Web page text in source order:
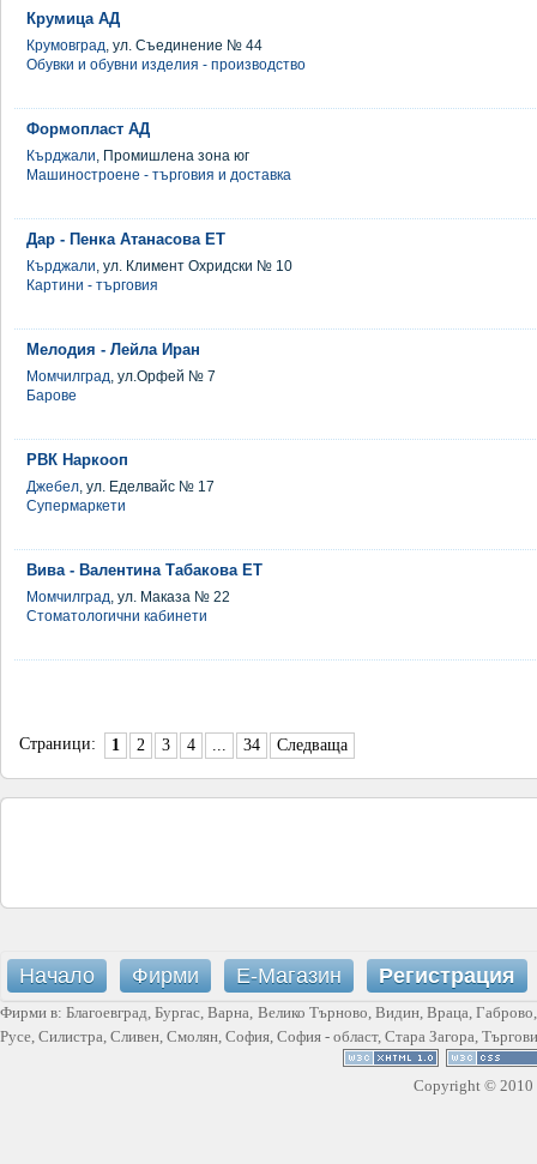
Крумица АД
Крумовград, ул. Съединение № 44
Обувки и обувни изделия - производство
Формопласт АД
Кърджали, Промишлена зона юг
Машиностроене - търговия и доставка
Дар - Пенка Атанасова ЕТ
Кърджали, ул. Климент Охридски № 10
Картини - търговия
Мелодия - Лейла Иран
Момчилград, ул.Орфей № 7
Барове
РВК Наркооп
Джебел, ул. Еделвайс № 17
Супермаркети
Вива - Валентина Табакова ЕТ
Момчилград, ул. Маказа № 22
Стоматологични кабинети
Страници: 1 2 3 4 ... 34 Следваща
Начало Фирми Е-Магазин Регистрация
Фирми в:Благоевград,Бургас,Варна, Велико Търново, Видин, Враца, Габрово
Русе, Силистра, Сливен, Смолян, София, София - област, Стара Загора,
Copyright © 2010